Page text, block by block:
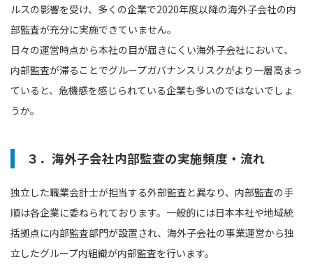
ルスの影響を受け、多くの企業で2020年度以降の海外子会社の内
部監査が充分に実施できていません。
日々の運営時点から本社の目が届きにくい海外子会社において、
内部監査が滞ることでグループガバナンスリスクがより一層高まっ
ていると、危機感を感じられている企業も多いのではないでしょ
うか。
３．海外子会社内部監査の実施頻度・流れ
独立した職業会計士が担当する外部監査と異なり、内部監査の手
順は各企業に委ねられております。一般的には日本本社や地域統
括拠点に内部監査部門が設置され、海外子会社の事業運営から独
立したグループ内組織が内部監査を行います。